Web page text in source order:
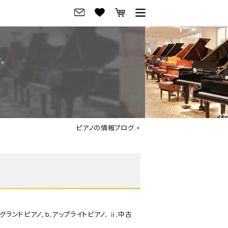
レビュー
ご来店・試弾予約
ご来店・ご試弾予約
会社概要
ピアノの情報ブログ>
ランドピアノ,b.アップライトピアノ,
ⅱ.中古